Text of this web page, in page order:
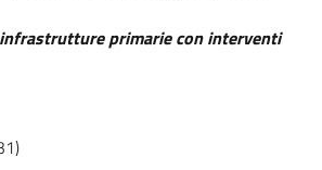
IN MATERIA DI TASSAZIONE DELL'ENERGIA
primarie con interventi